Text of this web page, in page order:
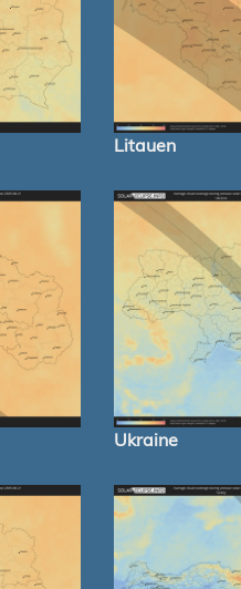
Litauen
Ukraine